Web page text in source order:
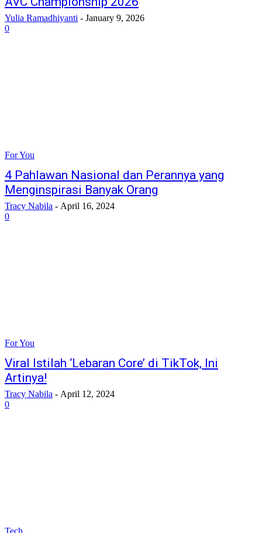
Yulia Ramadhiyanti - January 9, 2026
0
For You
4 Pahlawan Nasional dan Perannya yang
Menginspirasi Banyak Orang
Tracy Nabila - April 16, 2024
0
For You
Viral Istilah ‘Lebaran Core’ di TikTok, Ini
Artinya!
Tracy Nabila - April 12, 2024
0
Tech